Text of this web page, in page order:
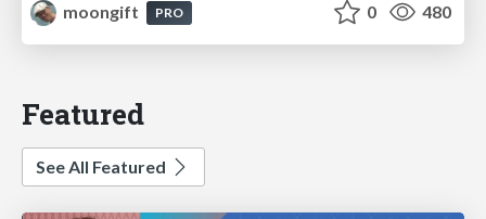
moongift
PRO 0 480
Featured
See All Featured